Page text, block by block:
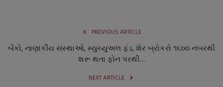
PREVIOUS ARTICLE
બેંકો, નાણાકીય સંસ્થાઓ, મ્યુચ્યુઅલ ફંડ, શેર બ્રોકરો ૧૬૦૦ નંબરથી
શરૂ થતા ફોન પરથી...
NEXT ARTICLE